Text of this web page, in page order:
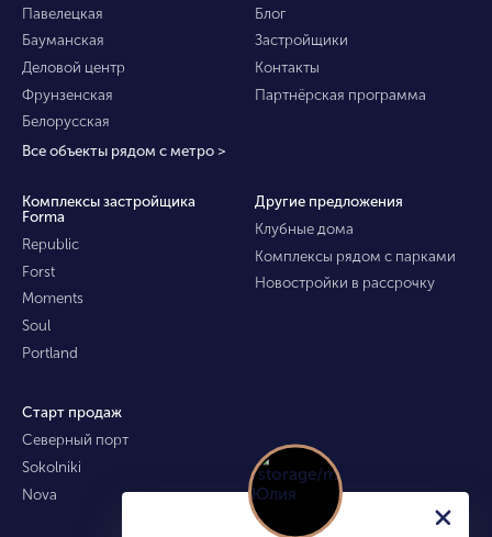
Павелецкая
Бауманская
Деловой центр
Фрунзенская
Белорусская
Все объекты рядом с метро >
Блог
Застройщики
Контакты
Партнёрская программа
Комплексы застройщика
Forma
Republic
Forst
Moments
Soul
Portland
Другие предложения
Клубные дома
Комплексы рядом с парками
Новостройки в рассрочку
Старт продаж
Северный порт
Sokolniki
Nova